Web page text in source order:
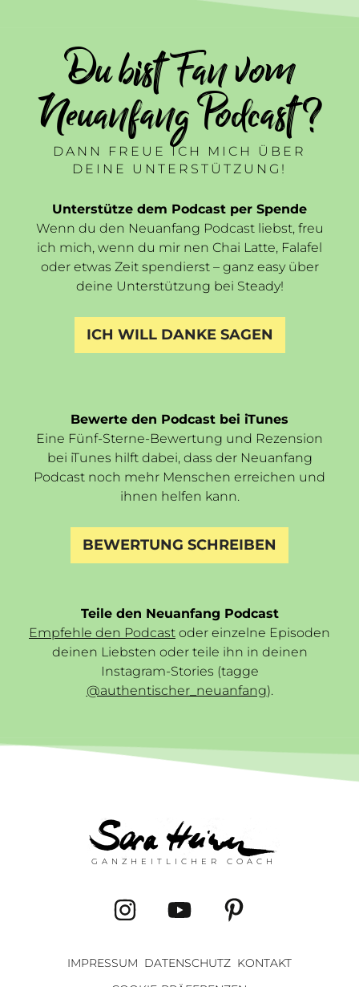
Du bist Fan vom
Neuanfang Podcast ?
DANN FREUE ICH MICH ÜBER
DEINE UNTERSTÜTZUNG!
Unterstütze dem Podcast per Spende
Wenn du den Neuanfang Podcast liebst, freu
ich mich, wenn du mir nen Chai Latte, Falafel
oder etwas Zeit spendierst – ganz easy über
deine Unterstützung bei Steady!
ICH WILL DANKE SAGEN
Bewerte den Podcast bei iTunes
Eine Fünf-Sterne-Bewertung und Rezension
bei iTunes hilft dabei, dass der Neuanfang
Podcast noch mehr Menschen erreichen und
ihnen helfen kann.
BEWERTUNG SCHREIBEN
Teile den Neuanfang Podcast
Empfehle den Podcast oder einzelne Episoden
deinen Liebsten oder teile ihn in deinen
Instagram-Stories (tagge
@authentischer_neuanfang).
GANZHEITLICHER COACH
IMPRESSUM DATENSCHUTZ KONTAKT